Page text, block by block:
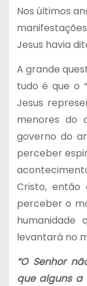
Nos últimos
Jesus havia
A grande
tudo é que o
Jesus
menores do
governo do
perceber
Cristo, então
perceber o
humanidade
levantará no
“O Senhor
que alguns